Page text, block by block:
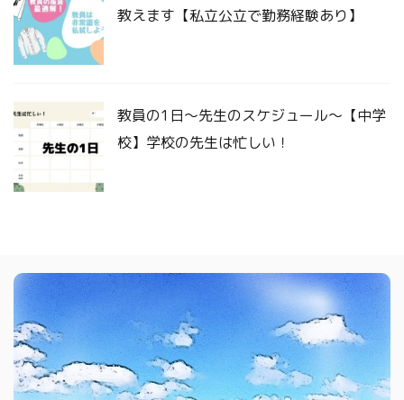
教えます【私立公立で勤務経験あり】
教員の1日〜先生のスケジュール〜【中学
校】学校の先生は忙しい！